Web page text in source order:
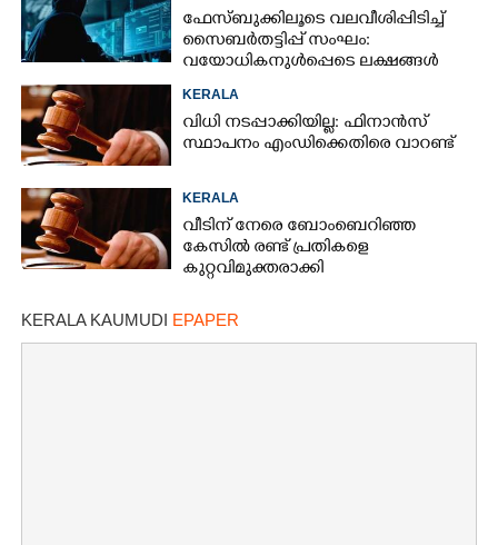
ഫേസ്ബുക്കിലൂടെ വലവീശിപ്പിടിച്ച്
സൈബർതട്ടിപ്പ് സംഘം:
വയോധികനുൾപ്പെടെ ലക്ഷങ്ങൾ
KERALA
വിധി നടപ്പാക്കിയില്ല: ഫിനാൻസ്
സ്ഥാപനം എംഡിക്കെതിരെ വാറണ്ട്
KERALA
വീടിന് നേരെ ബോംബെറിഞ്ഞ
കേസിൽ രണ്ട് പ്രതികളെ
കുറ്റവിമുക്തരാക്കി
KERALA KAUMUDI EPAPER